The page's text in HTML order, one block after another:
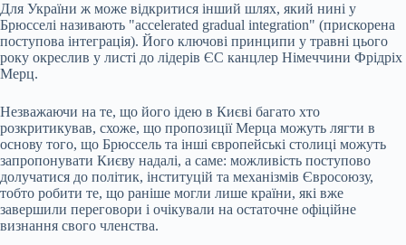
Для України ж може відкритися інший шлях, який нині у
Брюсселі називають "accelerated gradual integration" (прискорена
поступова інтеграція). Його ключові принципи у травні цього
року окреслив у листі до лідерів ЄС канцлер Німеччини Фрідріх
Мерц.
Незважаючи на те, що його ідею в Києві багато хто
розкритикував, схоже, що пропозиції Мерца можуть лягти в
основу того, що Брюссель та інші європейські столиці можуть
запропонувати Києву надалі, а саме: можливість поступово
долучатися до політик, інституцій та механізмів Євросоюзу,
тобто робити те, що раніше могли лише країни, які вже
завершили переговори і очікували на остаточне офіційне
визнання свого членства.